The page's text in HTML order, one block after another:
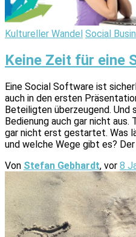
Kultureller Wandel Social
Keine Zeit für eine
Eine Social Software ist
auch in den ersten
Beteiligten überzeugend. Und
Bedienung auch gar nicht
gar nicht erst gestartet. Was
und welche Wege gibt es?
Von Stefan Gebhardt, vor 8